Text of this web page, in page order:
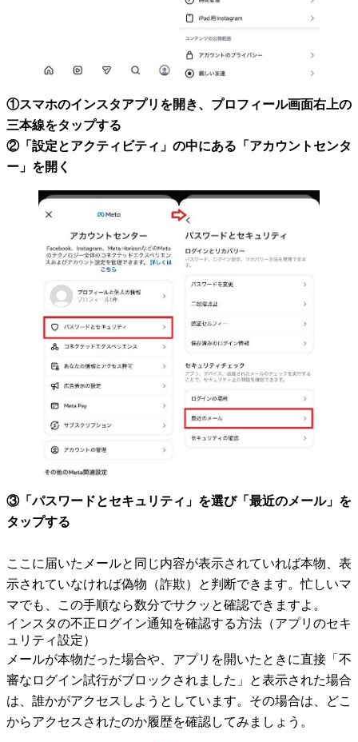
①スマホのインスタアプリを開き、プロフィール画面右上の
三本線をタップする
②「設定とアクティビティ」の中にある「アカウントセンタ
ー」を開く
③「パスワードとセキュリティ」を選び「最近のメール」を
タップする
ここに届いたメールと同じ内容が表示されていれば本物、表
示されていなければ偽物（詐欺）と判断できます。忙しいマ
マでも、この手順なら数分でサクッと確認できますよ。
インスタの不正ログイン通知を確認する方法（アプリのセキ
ュリティ設定）
メールが本物だった場合や、アプリを開いたときに直接「不
審なログイン試行がブロックされました」と表示された場合
は、誰かがアクセスしようとしています。その場合は、どこ
からアクセスされたのか履歴を確認してみましょう。